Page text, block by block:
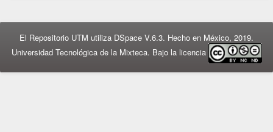
El Repositorio UTM utiliza DSpace V.6.3. Hecho en México, 2019.
Universidad Tecnológica de la Mixteca. Bajo la licencia